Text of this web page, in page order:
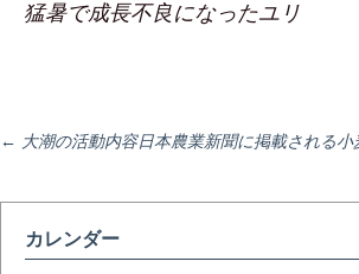
猛暑で成長不良になったユリ
投
稿
← 大潮の活動内容日本農業新聞に掲載される小
カレンダー